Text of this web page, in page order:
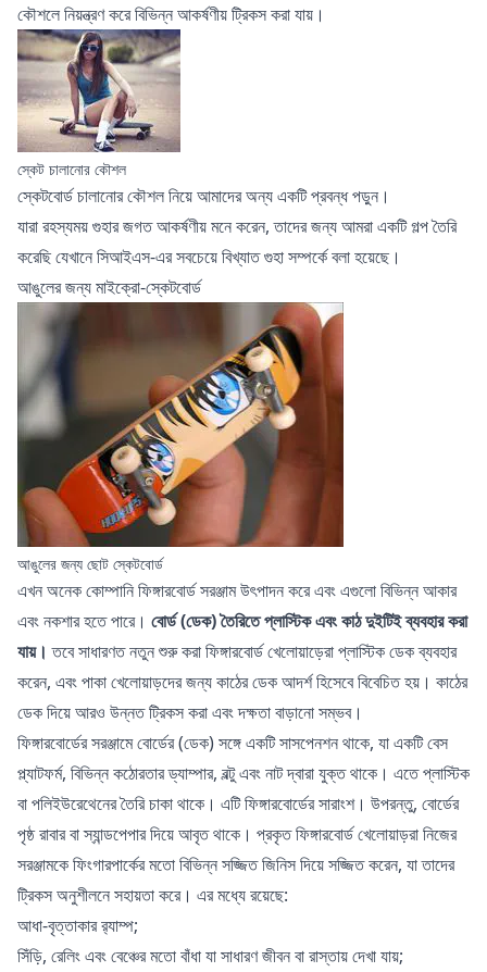
কৌশলে নিয়ন্ত্রণ করে বিভিন্ন আকর্ষণীয় ট্রিকস করা যায়।
স্কেট চালানোর কৌশল
স্কেটবোর্ড চালানোর কৌশলনিয়ে আমাদের অন্য একটি প্রবন্ধ পড়ুন।
যারা রহস্যময় গুহার জগত আকর্ষণীয় মনে করেন, তাদের জন্য আমরাএকটি গল্পতৈরি
করেছি যেখানে সিআইএস-এর সবচেয়ে বিখ্যাত গুহা সম্পর্কে বলা হয়েছে।
আঙুলের জন্য মাইক্রো-স্কেটবোর্ড
আঙুলের জন্য ছোট স্কেটবোর্ড
এখন অনেক কোম্পানি ফিঙ্গারবোর্ড সরঞ্জাম উৎপাদন করে এবং এগুলো বিভিন্ন আকার
এবং নকশার হতে পারে। বোর্ড (ডেক) তৈরিতে প্লাস্টিক এবং কাঠ দুইটিই ব্যবহার করা
যায়। তবে সাধারণত নতুন শুরু করা ফিঙ্গারবোর্ড খেলোয়াড়েরা প্লাস্টিক ডেক ব্যবহার
করেন, এবং পাকা খেলোয়াড়দের জন্য কাঠের ডেক আদর্শ হিসেবে বিবেচিত হয়। কাঠের
ডেক দিয়ে আরও উন্নত ট্রিকস করা এবং দক্ষতা বাড়ানো সম্ভব।
ফিঙ্গারবোর্ডের সরঞ্জামে বোর্ডের (ডেক) সঙ্গে একটি সাসপেনশন থাকে, যা একটি বেস
প্ল্যাটফর্ম, বিভিন্ন কঠোরতার ড্যাম্পার, বল্টু এবং নাট দ্বারা যুক্ত থাকে। এতে প্লাস্টিক
বা পলিইউরেথেনের তৈরি চাকা থাকে। এটি ফিঙ্গারবোর্ডের সারাংশ। উপরন্তু, বোর্ডের
পৃষ্ঠ রাবার বা স্যান্ডপেপার দিয়ে আবৃত থাকে। প্রকৃত ফিঙ্গারবোর্ড খেলোয়াড়রা নিজের
সরঞ্জামকে ফিংগারপার্কের মতো বিভিন্ন সজ্জিত জিনিস দিয়ে সজ্জিত করেন, যা তাদের
ট্রিকস অনুশীলনে সহায়তা করে। এর মধ্যে রয়েছে:
আধা-বৃত্তাকার র‍্যাম্প;
সিঁড়ি, রেলিং এবং বেঞ্চের মতো বাঁধা যা সাধারণ জীবন বা রাস্তায় দেখা যায়;